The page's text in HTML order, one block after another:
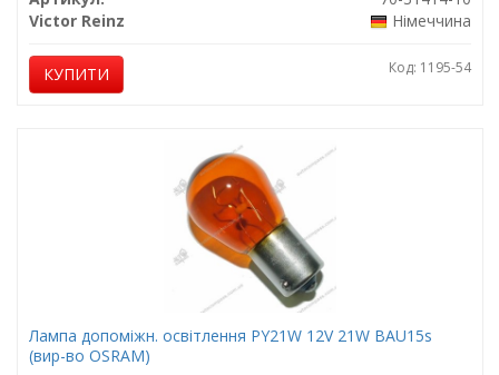
Victor Reinz
Німеччина
КУПИТИ Код: 1195-54
Лампа допоміжн. освітлення РY21W 12V 21W ВАU15s
(вир-во OSRAM)